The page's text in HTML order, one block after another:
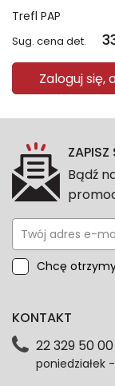
Trefl PAP
Sug. cena det.
Zaloguj się,
ZAPISZ
Bądź
Chcę
przeze
dotyczące
każdym
zgodność z
KONTAKT
22 329 50 00
poniedziałek